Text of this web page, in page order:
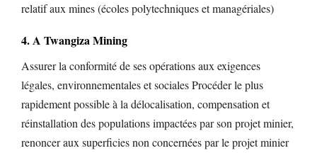
relatif aux mines (écoles polytechniques et managériales)
4. A Twangiza Mining
Assurer la conformité de ses opérations aux exigences
légales, environnementales et sociales Procéder le plus
rapidement possible à la délocalisation, compensation et
réinstallation des populations impactées par son projet minier,
renoncer aux superficies non concernées par le projet minier